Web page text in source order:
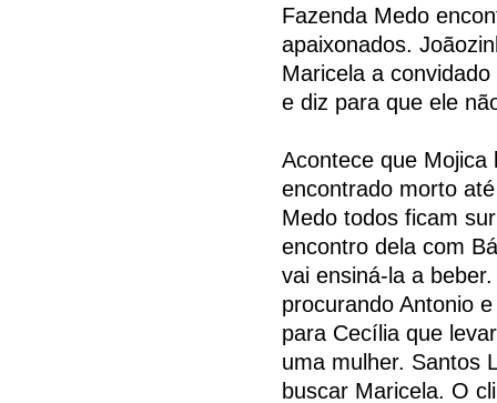
Fazenda Medo
apaixonados.
Maricela a
e diz para que ele
Acontece que Mojica
encontrado morto
Medo todos ficam
encontro dela com
vai ensiná-la a
procurando Antonio
para Cecília que
uma mulher. Santos
buscar Maricela. O